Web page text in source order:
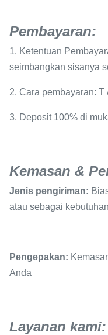
Pembayaran:
1. Ketentuan
seimbangkan sisanya
2. Cara pembayaran:
3. Deposit 100% di
Kemasan &
Jenis pengiriman:
atau sebagai
Pengepakan:
Anda
Layanan kami: